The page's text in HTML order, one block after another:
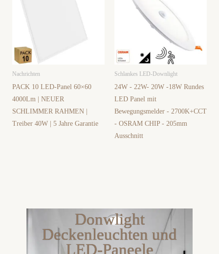
Nachrichten
PACK 10 LED-Panel 60×60
4000Lm | NEUER
SCHLIMMER RAHMEN |
Treiber 40W | 5 Jahre Garantie
Schlankes LED-Downlight
24W - 22W- 20W -18W Rundes
LED Panel mit
Bewegungsmelder - 2700K+CCT
- OSRAM CHIP - 205mm
Ausschnitt
Donwlight
Deckenleuchten und
LED-Paneele